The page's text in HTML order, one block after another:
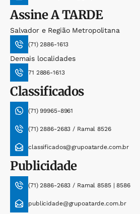
AssineA TARDE
Salvador e Região Metropolitana
(71) 2886-1613
Demais localidades
71 2886-1613
Classificados
(71) 99965-8961
(71) 2886-2683 / Ramal 8526
classificados@grupoatarde.com.br
Publicidade
(71) 2886-2683 / Ramal 8585 | 8586
publicidade@grupoatarde.com.br